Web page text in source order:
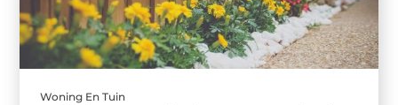
Woning En Tuin